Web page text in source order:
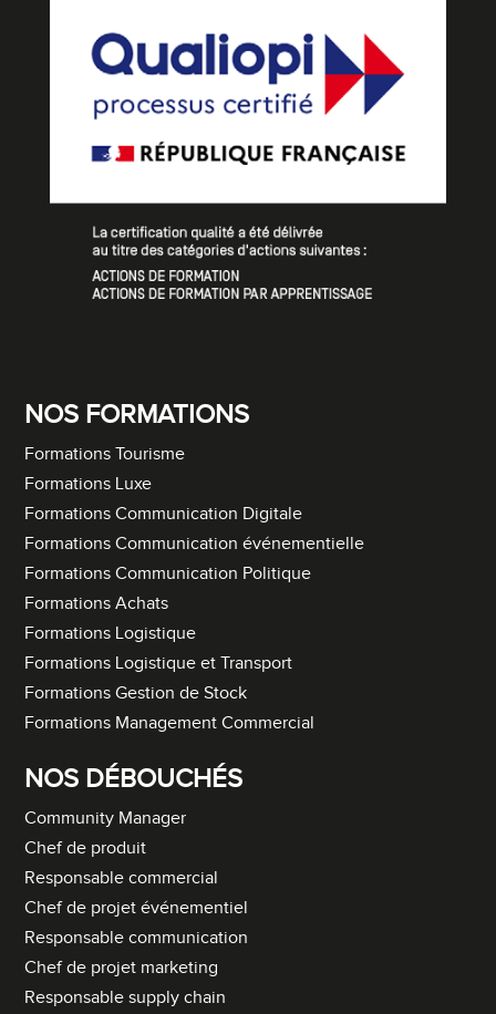
NOS FORMATIONS
Formations Tourisme
Formations Luxe
Formations Communication Digitale
Formations Communication événementielle
Formations Communication Politique
Formations Achats
Formations Logistique
Formations Logistique et Transport
Formations Gestion de Stock
Formations Management Commercial
NOS DÉBOUCHÉS
Community Manager
Chef de produit
Responsable commercial
Chef de projet événementiel
Responsable communication
Chef de projet marketing
Responsable supply chain